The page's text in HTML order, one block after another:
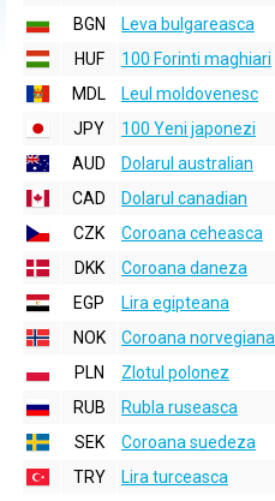
BGN
Leva bulgareasca
HUF
100 Forinti maghiari
MDL
Leul moldovenesc
JPY
100 Yeni japonezi
AUD
Dolarul australian
CAD
Dolarul canadian
CZK
Coroana ceheasca
DKK
Coroana daneza
EGP
Lira egipteana
NOK
Coroana norvegiana
PLN
Zlotul polonez
RUB
Rubla ruseasca
SEK
Coroana suedeza
TRY
Lira turceasca